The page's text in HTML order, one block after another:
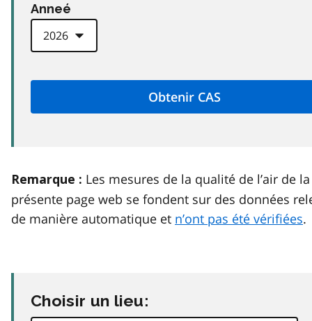
Anneé
Remarque : Les mesures de la qualité de l’air de la
présente page web se fondent sur des données
de manière automatique et n’ont pas été vérifiées.
Choisir un lieu: